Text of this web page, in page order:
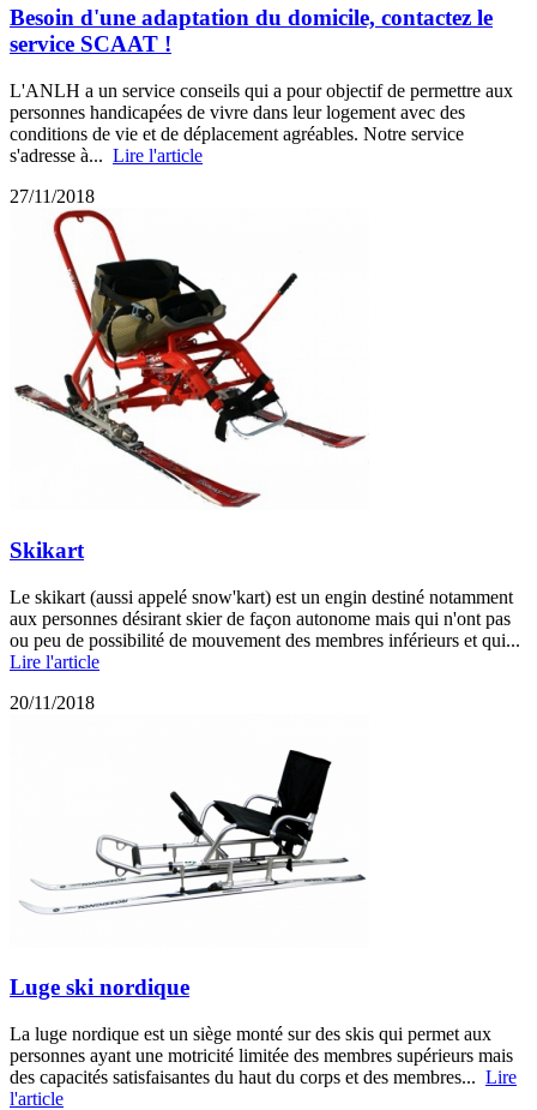
Besoin d'une adaptation du domicile, contactez le
service SCAAT !
L'ANLH a un service conseils qui a pour objectif de permettre aux
personnes handicapées de vivre dans leur logement avec des
conditions de vie et de déplacement agréables. Notre service
s'adresse à... Lire l'article
27/11/2018
Skikart
Le skikart (aussi appelé snow'kart) est un engin destiné notamment
aux personnes désirant skier de façon autonome mais qui n'ont pas
ou peu de possibilité de mouvement des membres inférieurs et qui...
Lire l'article
20/11/2018
Luge ski nordique
La luge nordique est un siège monté sur des skis qui permet aux
personnes ayant une motricité limitée des membres supérieurs mais
des capacités satisfaisantes du haut du corps et des membres... Lire
l'article